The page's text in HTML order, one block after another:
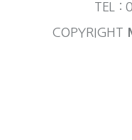
TEL :
COPYRIGHT